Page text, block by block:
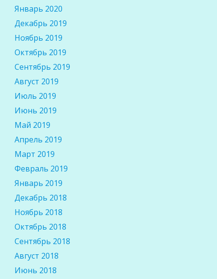
Январь 2020
Декабрь 2019
Ноябрь 2019
Октябрь 2019
Сентябрь 2019
Август 2019
Июль 2019
Июнь 2019
Май 2019
Апрель 2019
Март 2019
Февраль 2019
Январь 2019
Декабрь 2018
Ноябрь 2018
Октябрь 2018
Сентябрь 2018
Август 2018
Июнь 2018